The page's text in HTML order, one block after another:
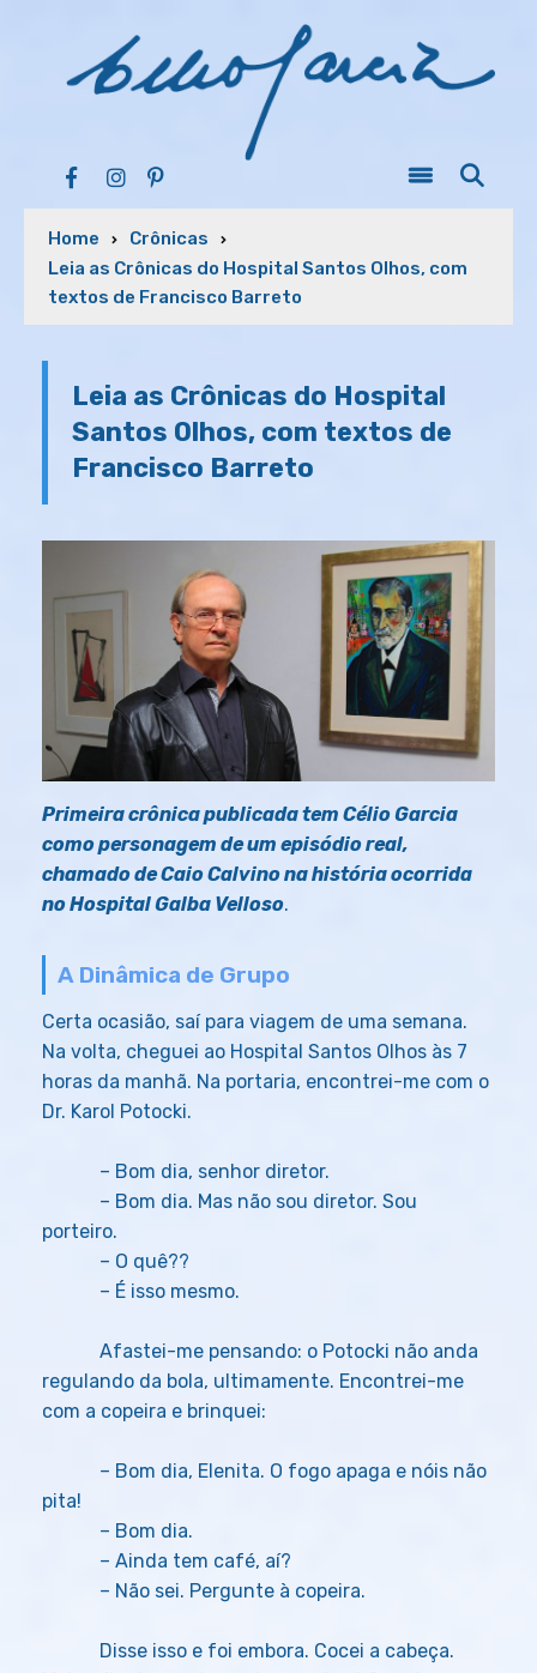
Home
Crônicas
Leia as Crônicas do Hospital Santos Olhos, com
textos de Francisco Barreto
Leia as Crônicas do Hospital
Santos Olhos, com textos de
Francisco Barreto
Primeira crônica publicada tem Célio Garcia
como personagem de um episódio real,
chamado de Caio Calvino na história ocorrida
no Hospital Galba Velloso.
A Dinâmica de Grupo
Certa ocasião, saí para viagem de uma semana.
Na volta, cheguei ao Hospital Santos Olhos às 7
horas da manhã. Na portaria, encontrei-me com o
Dr. Karol Potocki.
– Bom dia, senhor diretor.
– Bom dia. Mas não sou diretor. Sou
porteiro.
– O quê??
– É isso mesmo.
Afastei-me pensando: o Potocki não anda
regulando da bola, ultimamente. Encontrei-me
com a copeira e brinquei:
– Bom dia, Elenita. O fogo apaga e nóis não
pita!
– Bom dia.
– Ainda tem café, aí?
– Não sei. Pergunte à copeira.
Disse isso e foi embora. Cocei a cabeça.